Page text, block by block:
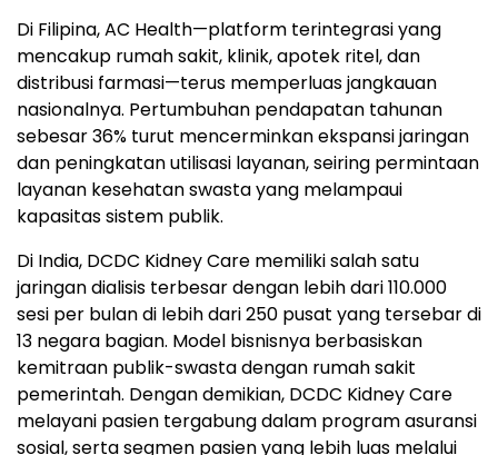
Di Filipina, AC Health—platform terintegrasi yang
mencakup rumah sakit, klinik, apotek ritel, dan
distribusi farmasi—terus memperluas jangkauan
nasionalnya. Pertumbuhan pendapatan tahunan
sebesar 36% turut mencerminkan ekspansi jaringan
dan peningkatan utilisasi layanan, seiring permintaan
layanan kesehatan swasta yang melampaui
kapasitas sistem publik.
Di India, DCDC Kidney Care memiliki salah satu
jaringan dialisis terbesar dengan lebih dari 110.000
sesi per bulan di lebih dari 250 pusat yang tersebar di
13 negara bagian. Model bisnisnya berbasiskan
kemitraan publik-swasta dengan rumah sakit
pemerintah. Dengan demikian, DCDC Kidney Care
melayani pasien tergabung dalam program asuransi
sosial, serta segmen pasien yang lebih luas melalui